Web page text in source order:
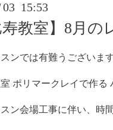
03 15:53
寿教室】8月
ンでは有難うございます
ポリマークレイで作る
ン会場工事に伴い、時